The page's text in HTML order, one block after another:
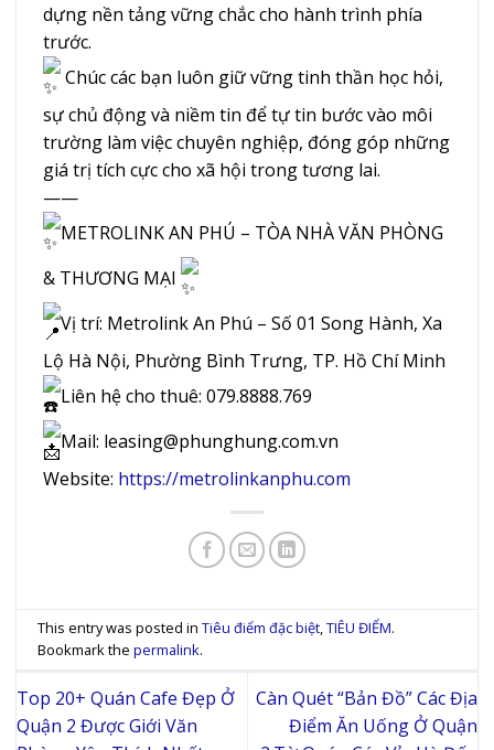
dựng nền tảng vững chắc cho hành trình phía
trước.
Chúc các bạn luôn giữ vững tinh thần học hỏi,
sự chủ động và niềm tin để tự tin bước vào môi
trường làm việc chuyên nghiệp, đóng góp những
giá trị tích cực cho xã hội trong tương lai.
——
METROLINK AN PHÚ – TÒA NHÀ VĂN PHÒNG
& THƯƠNG MẠI
Vị trí: Metrolink An Phú – Số 01 Song Hành, Xa
Lộ Hà Nội, Phường Bình Trưng, TP. Hồ Chí Minh
Liên hệ cho thuê: 079.8888.769
Mail: leasing@phunghung.com.vn
Website: https://metrolinkanphu.com
This entry was posted inTiêu điểm đặc biệt,TIÊU ĐIỂM.
Bookmark thepermalink.
Top 20+ Quán Cafe Đẹp Ở
Quận 2 Được Giới Văn
Càn Quét “Bản Đồ” Các Địa
Điểm Ăn Uống Ở Quận